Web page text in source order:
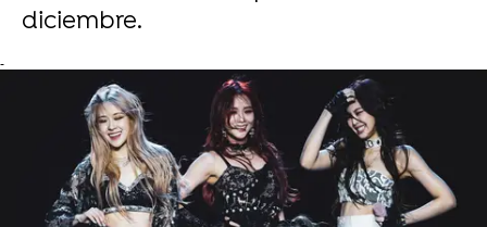
diciembre.
-